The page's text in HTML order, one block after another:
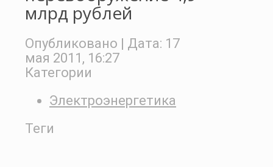
млрд рублей
Опубликовано | Дата: 17
мая 2011, 16:27
Категории
Электроэнергетика
Теги